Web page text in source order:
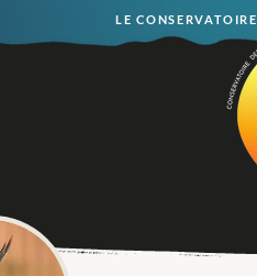
LE CONSERVATOIRE